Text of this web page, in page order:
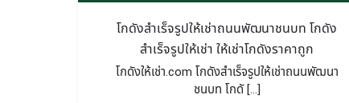
โกดังสำเร็จรูปให้เช่าถนนพัฒนาชนบท โกดัง
สำเร็จรูปให้เช่า ให้เช่าโกดังราคาถูก
โกดังให้เช่า.com โกดังสำเร็จรูปให้เช่าถนนพัฒนา
ชนบท โกดั […]